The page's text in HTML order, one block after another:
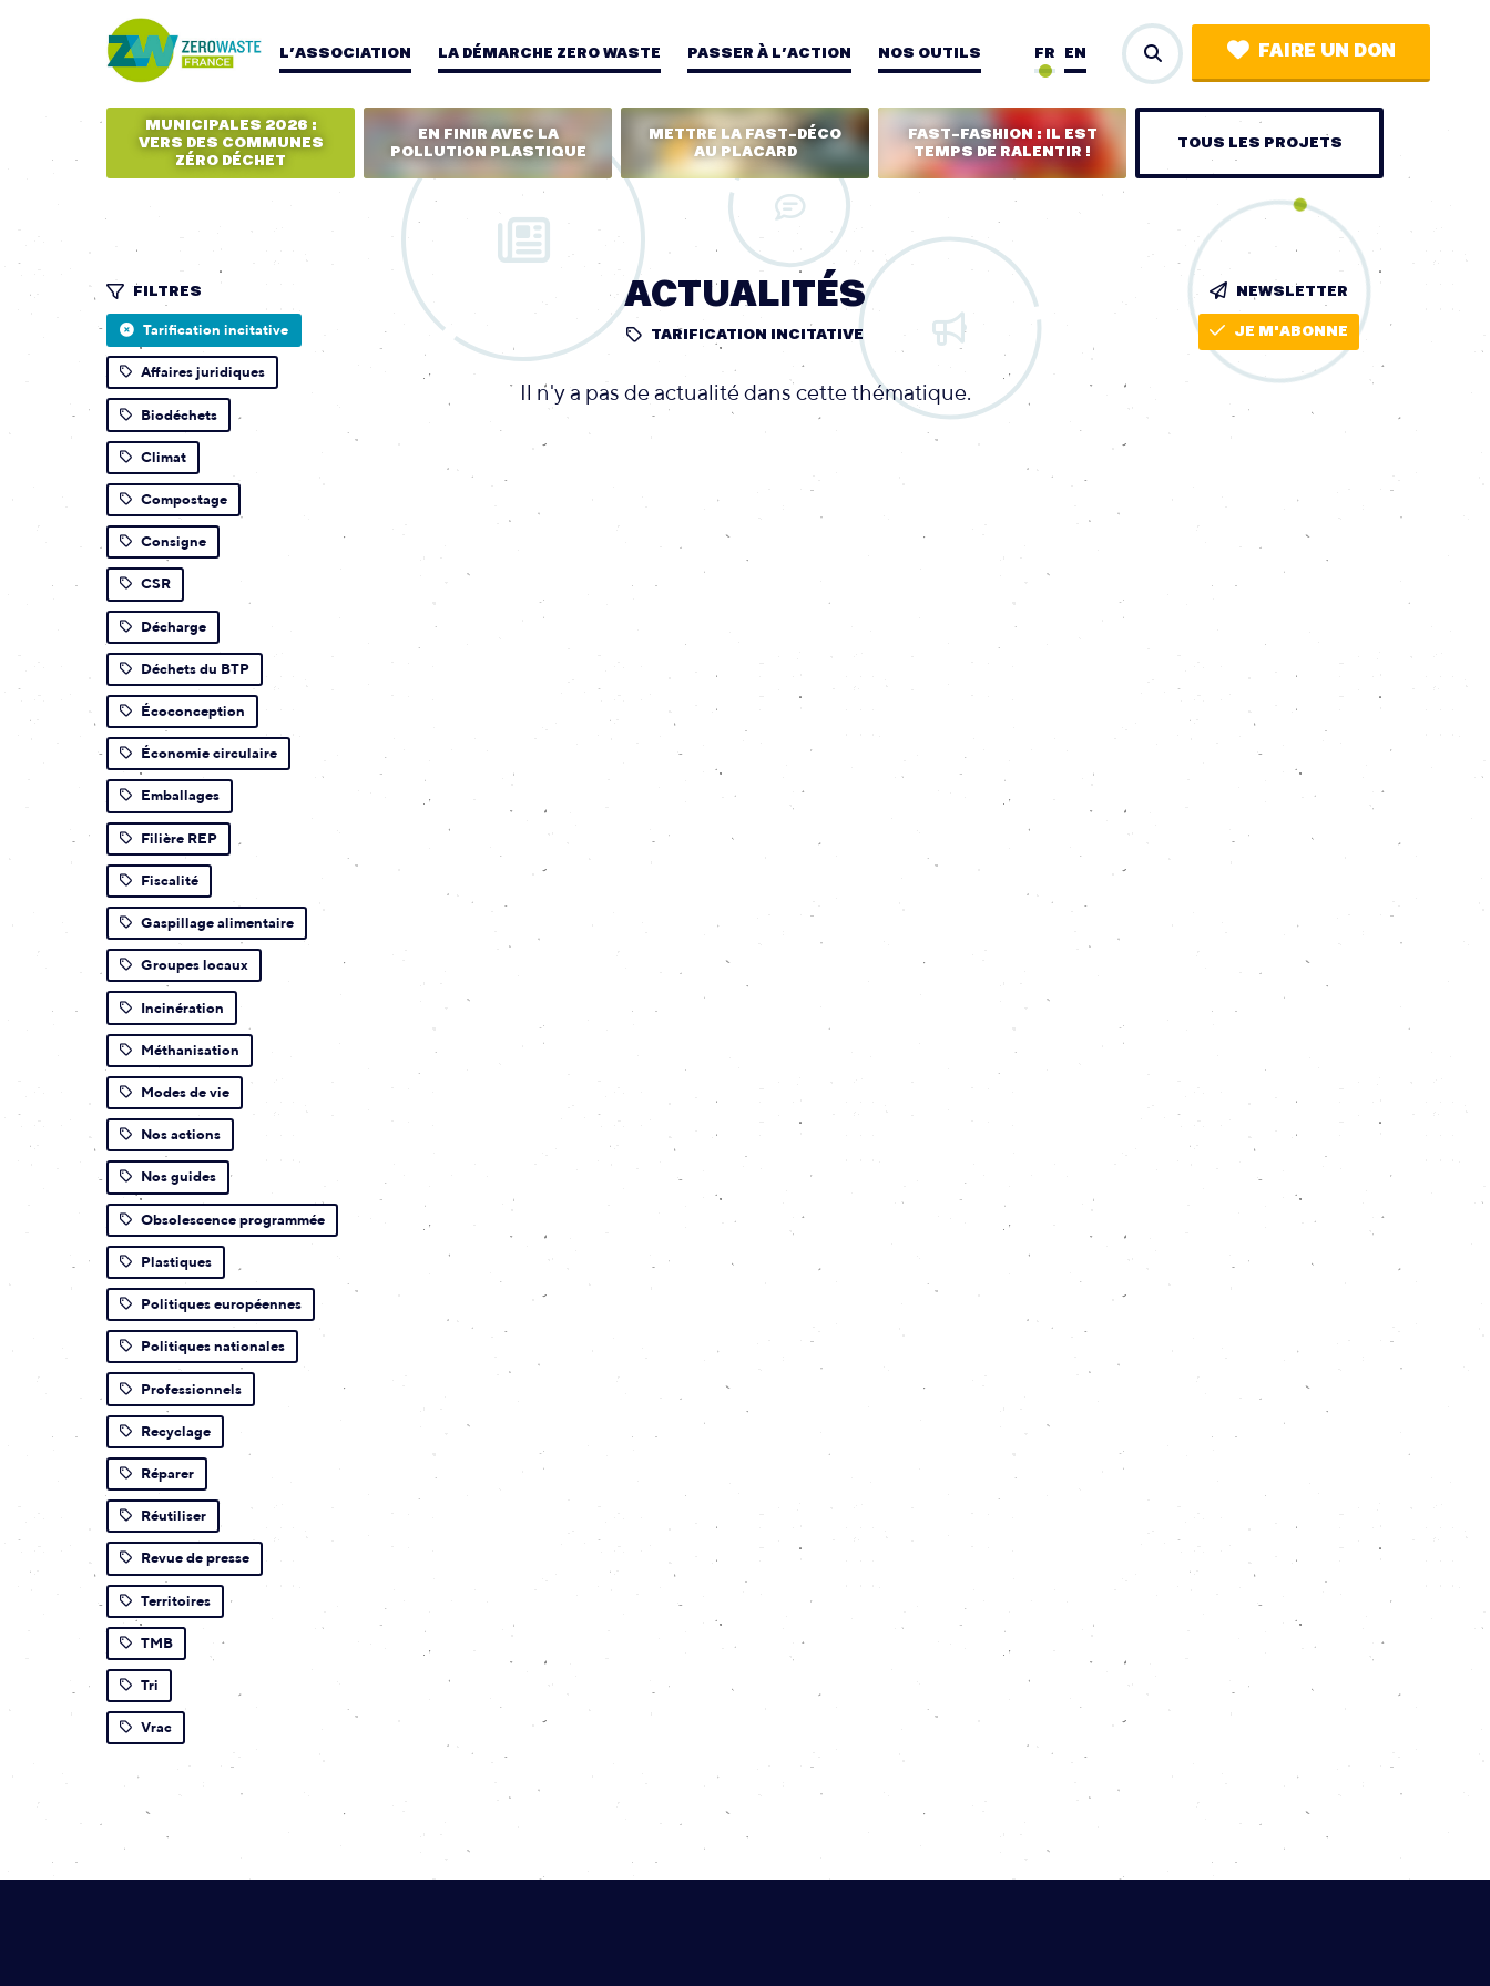
L’ASSOCIATION LA DÉMARCHE ZERO WASTE PASSER À L’ACTION NOS OUTILS EN
FR FAIRE UN DON
MUNICIPALES 2026 :
VERS DES COMMUNES
ZÉRO DÉCHET
EN FINIR AVEC LA
POLLUTION PLASTIQUE
METTRE LA FAST-DÉCO
AU PLACARD
FAST-FASHION : IL EST
TEMPS DE RALENTIR !
TOUS LES PROJETS
FILTRES
Tarification incitative
Affaires juridiques
Biodéchets
Climat
Compostage
Consigne
CSR
Décharge
Déchets du BTP
Écoconception
Économie circulaire
Emballages
Filière REP
Fiscalité
Gaspillage alimentaire
Groupes locaux
Incinération
Méthanisation
Modes de vie
Nos actions
Nos guides
Obsolescence programmée
Plastiques
Politiques européennes
Politiques nationales
Professionnels
Recyclage
Réparer
Réutiliser
Revue de presse
Territoires
TMB
Tri
Vrac
ACTUALITÉS
TARIFICATION INCITATIVE
Il n'y a pas de actualité dans cette thématique.
NEWSLETTER
JE M'ABONNE